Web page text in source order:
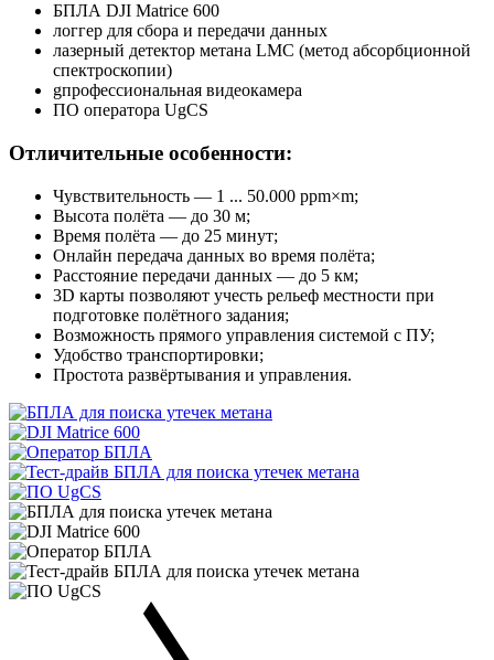
БПЛА DJI Matrice 600
логгер для сбора и передачи данных
лазерный детектор метана LMC (метод абсорбционной
спектроскопии)
gпрофессиональная видеокамера
ПО оператора UgCS
Отличительные особенности:
Чувствительность — 1 ... 50.000 ppm×m;
Высота полёта — до 30 м;
Время полёта — до 25 минут;
Онлайн передача данных во время полёта;
Расстояние передачи данных — до 5 км;
3D карты позволяют учесть рельеф местности при
подготовке полётного задания;
Возможность прямого управления системой с ПУ;
Удобство транспортировки;
Простота развёртывания и управления.